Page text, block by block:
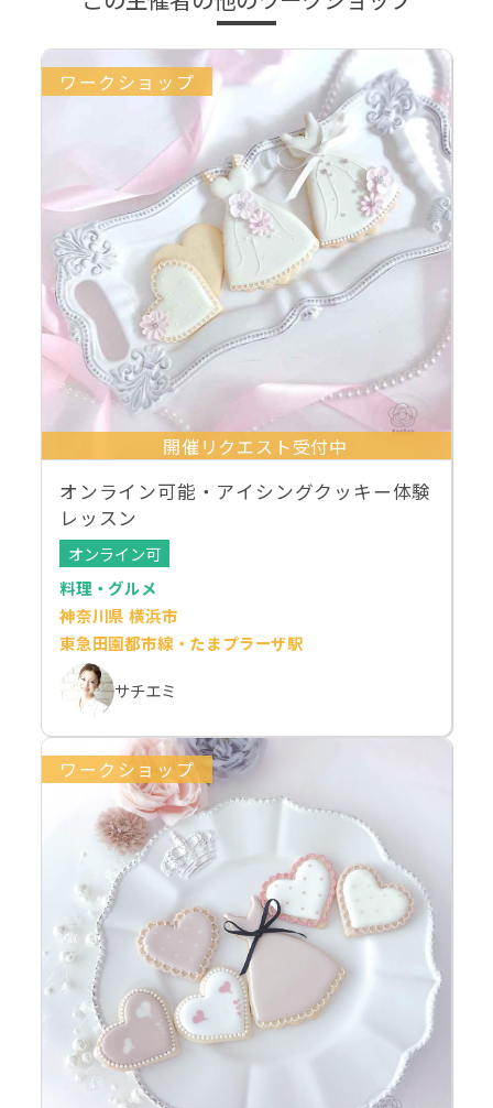
ワークショップ
開催リクエスト受付中
オンライン可能・アイシングクッキー体験
レッスン
オンライン可
料理・グルメ
神奈川県 横浜市
東急田園都市線・たまプラーザ駅
サチエミ
ワークショップ